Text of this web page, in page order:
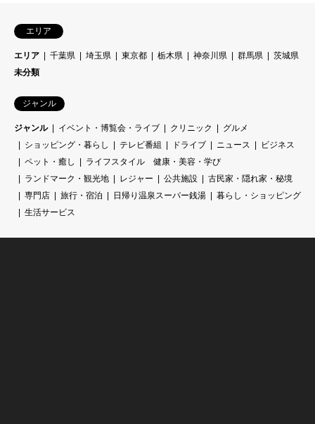
エリア
エリア 千葉県 埼玉県 東京都 栃木県 神奈川県 群馬県
茨城県
未分類
ジャンル
ジャンル イベント・博覧会・ライブ クリニック
グルメ
ショッピング・暮らし
テレビ番組 ドライブ ニュース
ビジネス
ペット・癒し
ライフスタイル 健康・美容・学び
ランドマーク・観光地
レジャー 公共施設
古民家・隠れ家・秘境
専門店
旅行・宿泊 日帰り温泉スーパー銭湯
暮らし・ショッピング
生活サービス